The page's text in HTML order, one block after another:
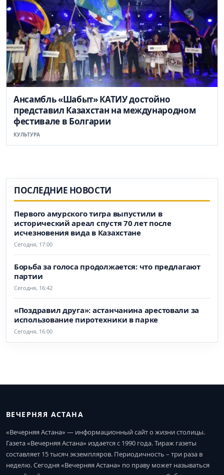
Ансамбль «Шабыт» КАТИУ достойно
представил Казахстан на международном
фестивале в Болгарии
КУЛЬТУРА
ПОСЛЕДНИЕ НОВОСТИ
Первого амурского тигра выпустили в
исторический ареал спустя 70 лет после
исчезновения вида в Казахстане
Сегодня, 17:00
Борьба за голоса продолжается: что предлагают
партии
Сегодня, 16:42
«Поздравил друга»: астанчанина арестовали за
использование пиротехники в парке
Сегодня, 16:00
ВЕЧЕРНЯЯ АСТАНА
«Вечерняя Астана» — информационный сайт о жизни столицы.
Газета «Вечерняя Астана» издается с 1990 года. Тираж газеты
составляет 15 тысяч экземпляров. Периодичность – три раза в
неделю. Сегодня «Вечерняя Астана» по праву может называться